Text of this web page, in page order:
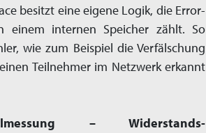
besitzt eine eigene Logik, die Error-
einem internen Speicher zählt. So
wie zum Beispiel die Verfälschung
Teilnehmer im Netzwerk erkannt
– Widerstands­